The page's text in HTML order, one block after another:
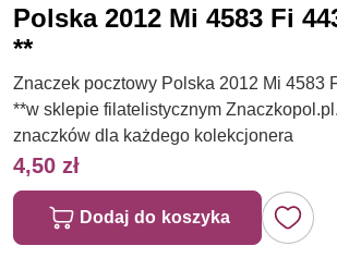
Polska 2012 Mi 4583 Fi
**
Znaczek pocztowy Polska 2012 Mi 4583
**w sklepie filatelistycznym
znaczków dla każdego kolekcjonera
4,50 zł
Dodaj do koszyka